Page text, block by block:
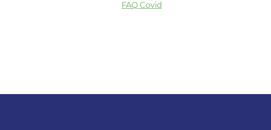
FAQ Covid